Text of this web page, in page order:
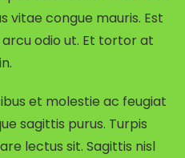
vitae congue mauris. Est
odio ut. Et tortor at
et molestie ac feugiat
sagittis purus. Turpis
lectus sit. Sagittis nisl